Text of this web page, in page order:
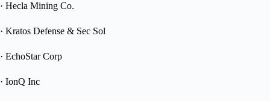
· Hecla Mining Co.
· Kratos Defense & Sec Sol
· EchoStar Corp
· IonQ Inc